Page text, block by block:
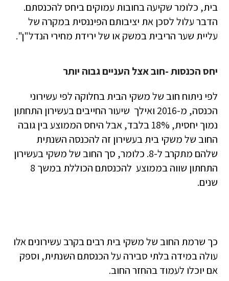
בית, כלומר שקיעה בחובות עמוקים ביחס להכנסתם.
הדבר עלול לסכן את יציבותם הפיננסית במקרה של
עליית שער הריבית במשק או של ירידת מחירי הנדל"ן".
יחס הכנסות -חוב אצל העניים גבוה יותר
לפי ניתוח חוב של משקי הבית בחלוקה לפי עשירוני
הכנסה, מ-2016 ואילך שיעור החייבים בעשירון התחתון
נמוך יחסית, 18% בלבד, אבל היחס הממוצע בין גובה
החוב של משקי בית בעשירון זה להכנסה השנתית
שלהם מתקרב ל-8. כלומר, סך החוב של משקי בעשירון
התחתון שווה בממוצע להכנסתם הכוללת במשך 8
שנים.
כך שרמת החוב של משקי בית רבים בקרב עשירונים אלו
עולה במידה בלתי סבירה על הכנסתם השנתית, וספק
אם יוכלו לעמוד בהחזר החוב.